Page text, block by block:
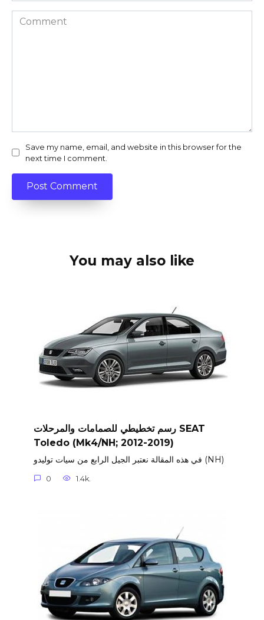
Comment
Save my name, email, and website in this browser for the
next time I comment.
You may also like
رسم تخطيطي للصمامات والمرحلات SEAT
Toledo (Mk4/NH; 2012-2019)
في هذه المقالة نعتبر الجيل الرابع من سيات توليدو (NH)
0 1.4k.